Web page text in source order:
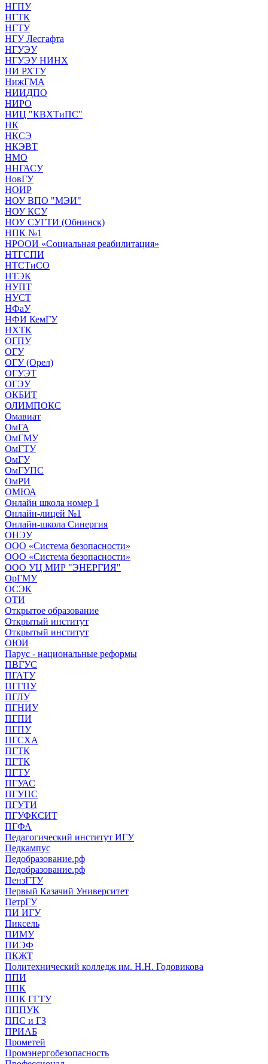
НГПУ
НГТК
НГТУ
НГУ Лесгафта
НГУЭУ
НГУЭУ НИНХ
НИ РХТУ
НижГМА
НИИДПО
НИРО
НИЦ "КВХТиПС"
НК
НКСЭ
НКЭВТ
НМО
ННГАСУ
НовГУ
НОИР
НОУ ВПО "МЭИ"
НОУ КСУ
НОУ СУГТИ (Обнинск)
НПК №1
НРООИ «Социальная реабилитация»
НТГСПИ
НТСТиСО
НТЭК
НУПТ
НУСТ
НФаУ
НФИ КемГУ
НХТК
ОГПУ
ОГУ
ОГУ (Орел)
ОГУЭТ
ОГЭУ
ОКБИТ
ОЛИМПОКС
Омавиат
ОмГА
ОмГМУ
ОмГТУ
ОмГУ
ОмГУПС
ОмРИ
ОМЮА
Онлайн школа номер 1
Онлайн-лицей №1
Онлайн-школа Синергия
ОНЭУ
ООО «Система безопасности»
ООО «Система безопасности»
ООО УЦ МИР "ЭНЕРГИЯ"
ОрГМУ
ОСЭК
ОТИ
Открытое образование
Открытый институт
Открытый институт
ОЮИ
Парус - национальные реформы
ПВГУС
ПГАТУ
ПГГПУ
ПГЛУ
ПГНИУ
ПГПИ
ПГПУ
ПГСХА
ПГТК
ПГТК
ПГТУ
ПГУАС
ПГУПС
ПГУТИ
ПГУФКСИТ
ПГФА
Педагогический институт ИГУ
Педкампус
Педобразование.рф
Педобразование.рф
ПензГТУ
Первый Казачий Университет
ПетрГУ
ПИ ИГУ
Пиксель
ПИМУ
ПИЭФ
ПКЖТ
Политехнический колледж им. Н.Н. Годовикова
ППИ
ППК
ППК ГГТУ
ПППУК
ППС и ГЗ
ПРИАБ
Прометей
Промэнергобезопасность